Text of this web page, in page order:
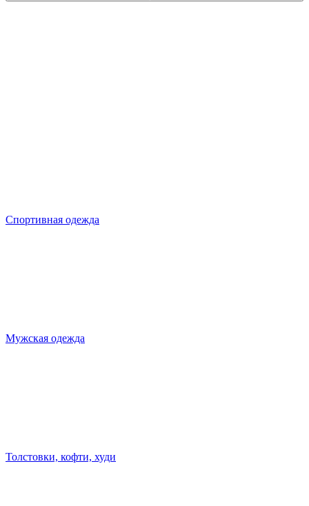
Спортивная одежда
Мужская одежда
Толстовки, кофти, худи